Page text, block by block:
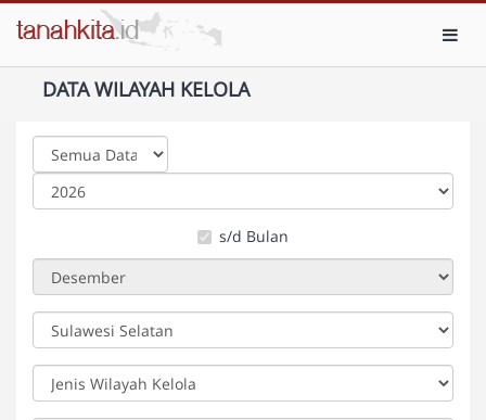
DATA WILAYAH KELOLA
s/d Bulan